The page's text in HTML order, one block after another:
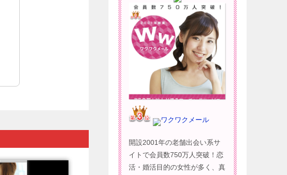
ワクワクメール
開設2001年の老舗出会い系サ
イトで会員数750万人突破！恋
活・婚活目的の女性が多く、真